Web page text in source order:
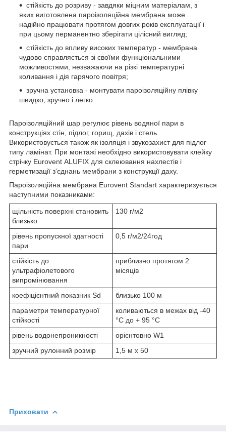
стійкість до розриву - завдяки міцним матеріалам, з
яких виготовлена пароізоляційна мембрана може
надійно працювати протягом довгих років експлуатації і
при цьому перманентно зберігати цілісний вигляд;
стійкість до впливу високих температур - мембрана
чудово справляється зі своїми функціональними
можливостями, незважаючи на різкі температурні
коливання і дія гарячого повітря;
зручна установка - монтувати пароізоляційну плівку
швидко, зручно і легко.
Пароізоляційний шар регулює рівень водяної пари в
конструкціях стін, підлог, горищ, дахів і стель.
Використовується також як ізоляція і звукозахист для підлог
типу ламінат. При монтажі необхідно використовувати клейку
стрічку Eurovent АLUFIX для склеювання нахлестів і
герметизації з'єднань мембрани з конструкції даху.
Пароізоляційна мембрана Eurovent Standart характеризується
наступними показниками:
щільність поверхні становить
близько
130 г/м2
рівень пропускної здатності
пари
0,5 г/м2/24год
стійкість до
ультрафіолетового
випромінювання
приблизно протягом 2
місяців
коефіцієнтний показник Sd
близько 100 м
параметри температурної
стійкості
коливаються в межах від -40
°C до + 95 °С
рівень водонепроникності
орієнтовно W1
зручний рулонний розмір
1,5 м х 50
Приховати